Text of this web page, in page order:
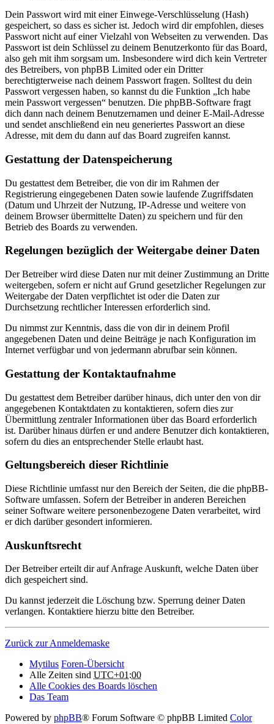
Dein Passwort wird mit einer Einwege-Verschlüsselung (Hash)
gespeichert, so dass es sicher ist. Jedoch wird dir empfohlen, dieses
Passwort nicht auf einer Vielzahl von Webseiten zu verwenden. Das
Passwort ist dein Schlüssel zu deinem Benutzerkonto für das Board,
also geh mit ihm sorgsam um. Insbesondere wird dich kein Vertreter
des Betreibers, von phpBB Limited oder ein Dritter
berechtigterweise nach deinem Passwort fragen. Solltest du dein
Passwort vergessen haben, so kannst du die Funktion „Ich habe
mein Passwort vergessen“ benutzen. Die phpBB-Software fragt
dich dann nach deinem Benutzernamen und deiner E-Mail-Adresse
und sendet anschließend ein neu generiertes Passwort an diese
Adresse, mit dem du dann auf das Board zugreifen kannst.
Gestattung der Datenspeicherung
Du gestattest dem Betreiber, die von dir im Rahmen der
Registrierung eingegebenen Daten sowie laufende Zugriffsdaten
(Datum und Uhrzeit der Nutzung, IP-Adresse und weitere von
deinem Browser übermittelte Daten) zu speichern und für den
Betrieb des Boards zu verwenden.
Regelungen bezüglich der Weitergabe deiner Daten
Der Betreiber wird diese Daten nur mit deiner Zustimmung an Dritte
weitergeben, sofern er nicht auf Grund gesetzlicher Regelungen zur
Weitergabe der Daten verpflichtet ist oder die Daten zur
Durchsetzung rechtlicher Interessen erforderlich sind.
Du nimmst zur Kenntnis, dass die von dir in deinem Profil
angegebenen Daten und deine Beiträge je nach Konfiguration im
Internet verfügbar und von jedermann abrufbar sein können.
Gestattung der Kontaktaufnahme
Du gestattest dem Betreiber darüber hinaus, dich unter den von dir
angegebenen Kontaktdaten zu kontaktieren, sofern dies zur
Übermittlung zentraler Informationen über das Board erforderlich
ist. Darüber hinaus dürfen er und andere Benutzer dich kontaktieren,
sofern du dies an entsprechender Stelle erlaubt hast.
Geltungsbereich dieser Richtlinie
Diese Richtlinie umfasst nur den Bereich der Seiten, die die phpBB-
Software umfassen. Sofern der Betreiber in anderen Bereichen
seiner Software weitere personenbezogene Daten verarbeitet, wird
er dich darüber gesondert informieren.
Auskunftsrecht
Der Betreiber erteilt dir auf Anfrage Auskunft, welche Daten über
dich gespeichert sind.
Du kannst jederzeit die Löschung bzw. Sperrung deiner Daten
verlangen. Kontaktiere hierzu bitte den Betreiber.
Zurück zur Anmeldemaske
Mytilus Foren-Übersicht
Alle Zeiten sind UTC+01:00
Alle Cookies des Boards löschen
Das Team
Powered by phpBB® Forum Software © phpBB Limited Color